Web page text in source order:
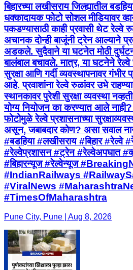
बिहारच्या लखीसराय जिल्ह्यातील
धक्कादायक फोटो सोशल मीडियावर
पकडण्यासाठी काही प्रवासी थेट रेल्वे
अचानक दोन्ही बाजूंनी ट्रेन आल्याने
अडकले. सुदैवाने या घटनेत मोठी
बालंबाल बचावले. मात्र, या घटनेने रेल्वे
सुरक्षा आणि गर्दी व्यवस्थापनावर
आहे. प्रवाशांना रेल्वे रुळांवर उभे
स्थानकावर पुरेशी सुरक्षा व्यवस्था
योग्य नियोजन का करण्यात आले नाही?
फोटोमुळे रेल्वे प्रशासनाच्या
असून, जबाबदार कोण? असा सवाल
#बडहिया #लखीसराय #बिहार #रेल्वे
#रेल्वेप्रशासन #ट्रेन #रेल्वेअपघात
#बिहारन्यूज #रेल्वेन्यूज
#IndianRailways
#ViralNews
#TimesOfMaharashtra
Pune City, Pune | Aug 8, 2026